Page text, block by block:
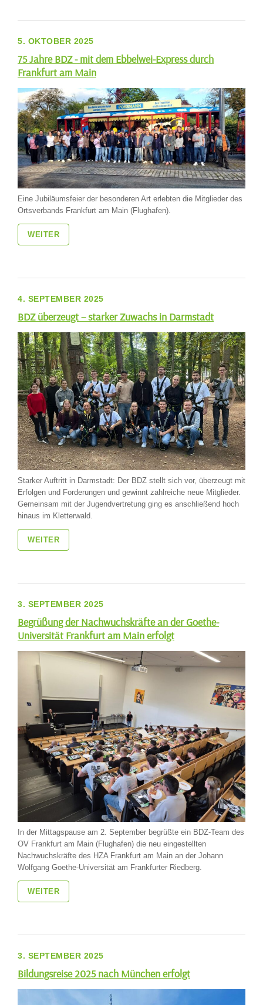
5. OKTOBER 2025
75 Jahre BDZ - mit dem Ebbelwei-Express durch
Frankfurt am Main
Eine Jubiläumsfeier der besonderen Art erlebten die Mitglieder des
Ortsverbands Frankfurt am Main (Flughafen).
WEITER
4. SEPTEMBER 2025
BDZ überzeugt – starker Zuwachs in Darmstadt
Starker Auftritt in Darmstadt: Der BDZ stellt sich vor, überzeugt mit
Erfolgen und Forderungen und gewinnt zahlreiche neue Mitglieder.
Gemeinsam mit der Jugendvertretung ging es anschließend hoch
hinaus im Kletterwald.
WEITER
3. SEPTEMBER 2025
Begrüßung der Nachwuchskräfte an der Goethe-
Universität Frankfurt am Main erfolgt
In der Mittagspause am 2. September begrüßte ein BDZ-Team des
OV Frankfurt am Main (Flughafen) die neu eingestellten
Nachwuchskräfte des HZA Frankfurt am Main an der Johann
Wolfgang Goethe-Universität am Frankfurter Riedberg.
WEITER
3. SEPTEMBER 2025
Bildungsreise 2025 nach München erfolgt